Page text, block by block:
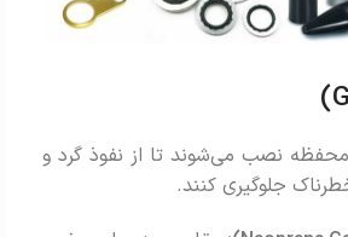
محفظه نصب می‌شوند تا از نفوذ گرد و
جلوگیری کنند.